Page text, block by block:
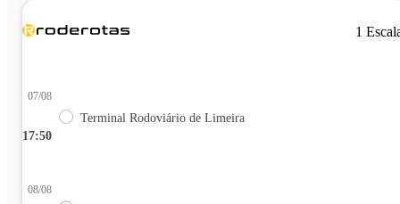
1
17:50
07/08
Terminal Rodoviário de Limeira
08/08